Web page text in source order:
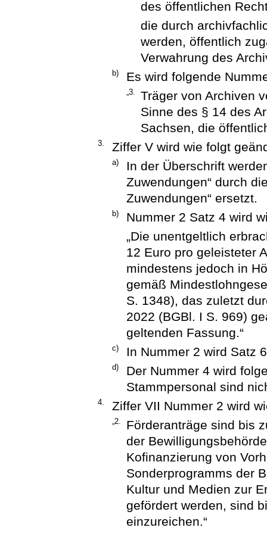
des öffentlichen
die durch
werden, öffentlich
Verwahrung des
b) Es wird folgende
„3.
Träger von Archiven
Sinne des § 14 des
Sachsen, die
3. Ziffer V wird wie folgt
a)
In der Überschrift
Zuwendungen“ durch
Zuwendungen“ ersetzt.
b)
Nummer 2 Satz 4 wird
„Die unentgeltlich
12 Euro pro geleisteter
mindestens jedoch in
gemäß
S. 1348), das zuletzt
2022 (BGBl. I S. 969)
geltenden Fassung.“
c) In Nummer 2 wird Satz
d)
Der Nummer 4 wird
Stammpersonal sind
4. Ziffer VII Nummer 2 wird
„2.
Förderanträge sind bis
der
Kofinanzierung von
Sonderprogramms der
Kultur und Medien zur
gefördert werden, sind
einzureichen.“